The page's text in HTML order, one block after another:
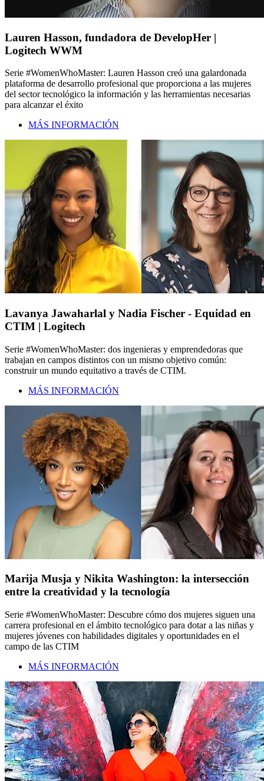
Lauren Hasson, fundadora de DevelopHer |
Logitech WWM
Serie #WomenWhoMaster: Lauren Hasson creó una galardonada
plataforma de desarrollo profesional que proporciona a las mujeres
del sector tecnológico la información y las herramientas necesarias
para alcanzar el éxito
MÁS INFORMACIÓN
Lavanya Jawaharlal y Nadia Fischer - Equidad en
CTIM | Logitech
Serie #WomenWhoMaster: dos ingenieras y emprendedoras que
trabajan en campos distintos con un mismo objetivo común:
construir un mundo equitativo a través de CTIM.
MÁS INFORMACIÓN
Marija Musja y Nikita Washington: la intersección
entre la creatividad y la tecnología
Serie #WomenWhoMaster: Descubre cómo dos mujeres siguen una
carrera profesional en el ámbito tecnológico para dotar a las niñas y
mujeres jóvenes con habilidades digitales y oportunidades en el
campo de las CTIM
MÁS INFORMACIÓN